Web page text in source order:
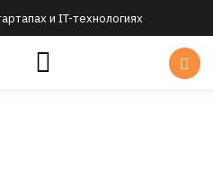
и IT-технологиях